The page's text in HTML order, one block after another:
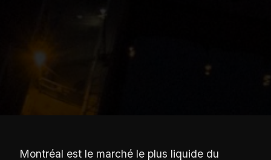
Montréal est le marché le plus liquide du